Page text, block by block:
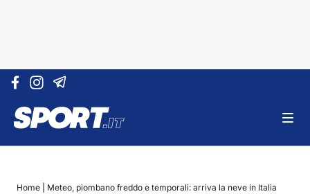
Vai al contenuto
Home Meteo, piombano freddo e temporali: arriva la neve in Italia